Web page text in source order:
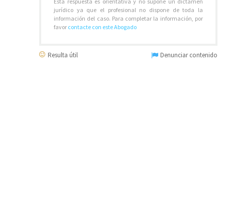
jurídico ya que el profesional no dispone de toda la
información del caso. Para completar la información, por
favor contacte con este Abogado
Resulta útil Denunciar contenido